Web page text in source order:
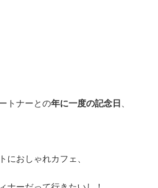
トナーとの年に一度の記念日 、
におしゃれカフェ、